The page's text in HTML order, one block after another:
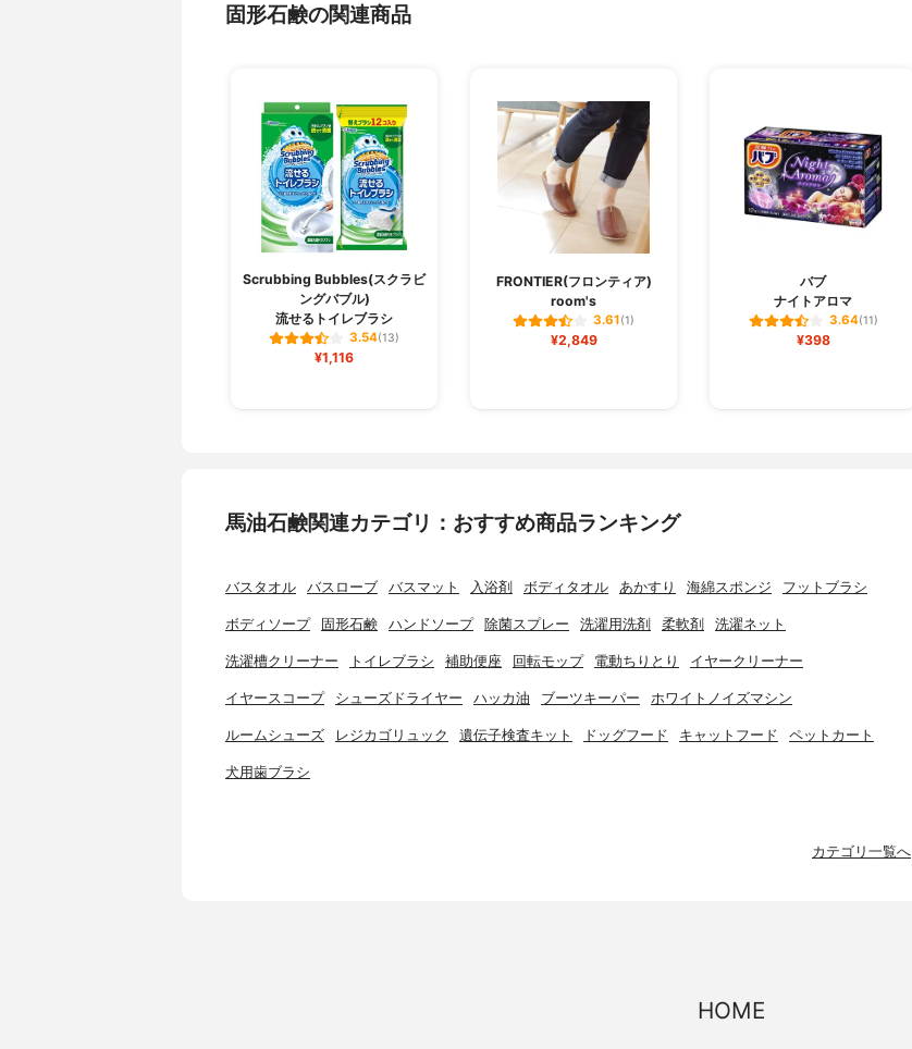
固形石鹸の関連商品
Scrubbing Bubbles(スクラビ
ングバブル)
流せるトイレブラシ
3.54(13)
¥1,116
FRONTIER(フロンティア)
room's
3.61(1)
¥2,849
バブ
ナイトアロマ
3.64(11)
¥398
馬油石鹸関連カテゴリ：おすすめ商品ランキング
バスタオル バスローブ バスマット 入浴剤 ボディタオル あかすり 海綿スポンジ フットブラシ
ボディソープ 固形石鹸 ハンドソープ 除菌スプレー 洗濯用洗剤 柔軟剤 洗濯ネット
洗濯槽クリーナー トイレブラシ 補助便座 回転モップ 電動ちりとり イヤークリーナー
イヤースコープ シューズドライヤー ハッカ油 ブーツキーパー ホワイトノイズマシン
ルームシューズ レジカゴリュック 遺伝子検査キット ドッグフード キャットフード ペットカート
犬用歯ブラシ
カテゴリ一覧へ
HOME